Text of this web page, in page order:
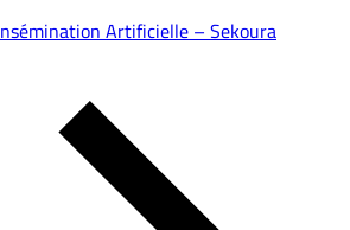
Artificielle – Sekoura